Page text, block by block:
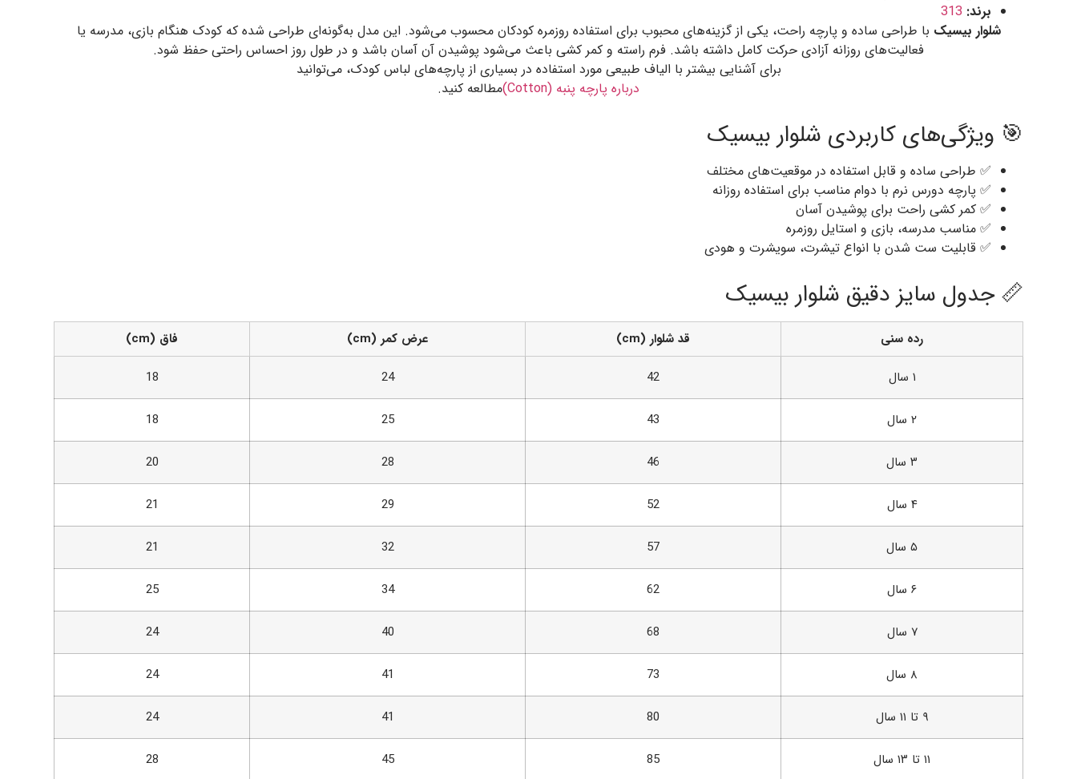
برند: 313
شلوار بیسیک با طراحی ساده و پارچه راحت، یکی از گزینه‌های محبوب برای استفاده روزمره کودکان محسوب می‌شود. این مدل به‌گونه‌ای طراحی شده که کودک هنگام بازی، مدرسه یا
فعالیت‌های روزانه آزادی حرکت کامل داشته باشد. فرم راسته و کمر کشی باعث می‌شود پوشیدن آن آسان باشد و در طول روز احساس راحتی حفظ شود.
برای آشنایی بیشتر با الیاف طبیعی مورد استفاده در بسیاری از پارچه‌های لباس کودک، می‌توانید
درباره پارچه پنبه (Cotton)
مطالعه کنید.
🎯 ویژگی‌های کاربردی شلوار بیسیک
✅ طراحی ساده و قابل استفاده در موقعیت‌های مختلف
✅ پارچه دورس نرم با دوام مناسب برای استفاده روزانه
✅ کمر کشی راحت برای پوشیدن آسان
✅ مناسب مدرسه، بازی و استایل روزمره
✅ قابلیت ست شدن با انواع تیشرت، سویشرت و هودی
📏 جدول سایز دقیق شلوار بیسیک
رده سنی قد شلوار (cm) عرض کمر (cm)
فاق (cm)
۱ سال
42
24
18
۲ سال 43
25
18
۳ سال 46
28
20
۴ سال 52
29
21
۵ سال 57
32
21
۶ سال 62
34
25
۷ سال 68
40
24
۸ سال 73
41
24
۹ تا ۱۱ سال 80
41
24
۱۱ تا ۱۳ سال 85
45
28